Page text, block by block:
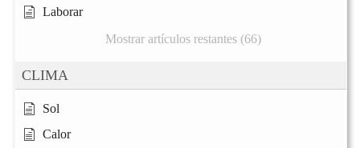
Laborar
Mostrar artículos restantes (66)
CLIMA
Sol
Calor